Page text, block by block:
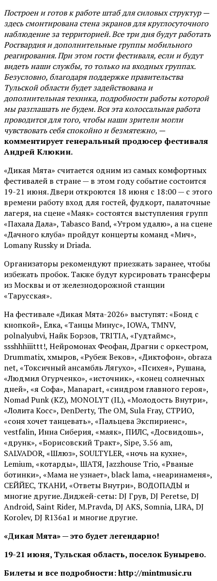
Построен и готов к работе штаб для силовых структур —
здесь смонтирована стена экранов для круглосуточного
наблюдение за территорией. Все три дня будут работать
Росгвардия и дополнительные группы мобильного
реагирования. При этом гости фестиваля, если и будут
видеть наши службы, то только на входных группах.
Безусловно, благодаря поддержке правительства
Тульской области будет задействована и
дополнительная техника, подробности работы которой
мы разглашать не будем. Вся эта колоссальная работа
проводится для того, чтобы наши зрители могли
чувствовать себя спокойно и безмятежно, —
комментирует генеральный продюсер фестиваля
Андрей Клюкин.
«Дикая Мята» считается одним из самых комфортных
фестивалей в стране — в этом году событие состоится
19-21 июня. Двери откроются 18 июня с 18:00 — с этого
времени работу вход для гостей, фудкорт, палаточные
лагеря, на сцене «Маяк» состоятся выступления групп
«Пахала Дала», Tabasco Band, «Утром удалю», а на сцене
«Дачного клуба» пройдут концерты команд «Мич»,
Lomany Russky и Driada.
Организаторы рекомендуют приезжать заранее, чтобы
избежать пробок. Также будут курсировать трансферы
из Москвы и от железнодорожной станции
«Тарусская».
На фестивале «Дикая Мята-2026» выступят: «Бонд с
кнопкой», Ёлка, «Танцы Минус», IOWA, TMNV,
polnalyubvi, Найк Борзов, TRITIA, «Гудтаймс»,
ssshhhiiittt!, Нейромонах Феофан, Драгни с оркестром,
Drummatix, хмыров, «Рубеж Веков», «Диктофон», obraza
net, «Токсичный ансамбль Лягухо», «Психея», Рушана,
«Людмил Огурченко», «источник», «конец солнечных
дней», «я Софа», Manapart, «синдром главного героя»,
Nomad Punk (KZ), MONOLYT (IL), «Молодость Внутри»,
«Лолита Косс», DenDerty, The OM, Sula Fray, СТРИО,
«соня хочет танцевать», «Пальцева Экспириенс»,
vestfalin, Инна Сиберия, «маяк», ПИЛС, «Досвидошь»,
«друнк», «Борисовский Тракт», Sipe, 3.56 am,
SALVADOR, «Шлюз», SOULTYLER, «ночь на кухне»,
Lemium, «котарды», ШАТЯ, Jazzhouse Trio, «Рваные
ботинки», «Мама не узнает», black lama, «неаринаменя»,
СЕЙЙЕС, ТКАНИ, «Ответы Внутри», ВОДОПАДЫ и
многие другие. Диджей-сеты: DJ Грув, DJ Peretse, DJ
Android, Saint Rider, М.Pravda, DJ AKS, Somnia, LIRA, DJ
Korolev, DJ R136a1 и многие другие.
«Дикая Мята» — это будет легендарно!
19-21 июня, Тульская область, поселок Бунырево.
Билеты и все подробности: http://mintmusic.ru